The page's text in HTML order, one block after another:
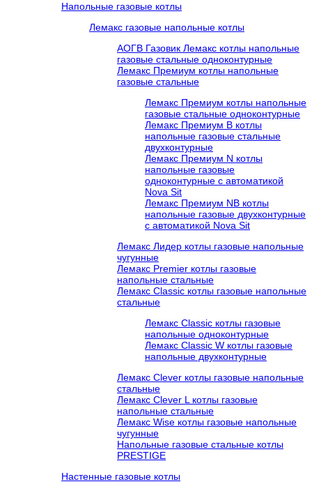
Напольные газовые котлы
Лемакс газовые напольные котлы
АОГВ Газовик Лемакс котлы напольные
газовые стальные одноконтурные
Лемакс Премиум котлы напольные
газовые стальные
Лемакс Премиум котлы напольные
газовые стальные одноконтурные
Лемакс Премиум B котлы
напольные газовые стальные
двухконтурные
Лемакс Премиум N котлы
напольные газовые
одноконтурные c автоматикой
Nova Sit
Лемакс Премиум NB котлы
напольные газовые двухконтурные
c автоматикой Nova Sit
Лемакс Лидер котлы газовые напольные
чугунные
Лемакс Premier котлы газовые
напольные стальные
Лемакс Classic котлы газовые напольные
стальные
Лемакс Classic котлы газовые
напольные одноконтурные
Лемакс Classic W котлы газовые
напольные двухконтурные
Лемакс Clever котлы газовые напольные
стальные
Лемакс Clever L котлы газовые
напольные стальные
Лемакс Wise котлы газовые напольные
чугунные
Напольные газовые стальные котлы
PRESTIGE
Настенные газовые котлы